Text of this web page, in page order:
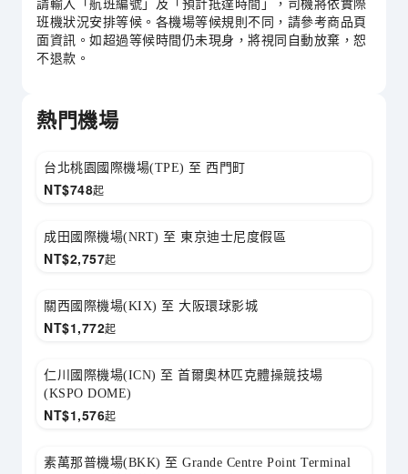
請輸入「航班編號」及「預計抵達時間」，司機將依實際
班機狀況安排等候。各機場等候規則不同，請參考商品頁
面資訊。如超過等候時間仍未現身，將視同自動放棄，恕
不退款。
熱門機場
台北桃園國際機場(TPE) 至 西門町
NT$748起
成田國際機場(NRT) 至 東京迪士尼度假區
NT$2,757起
關西國際機場(KIX) 至 大阪環球影城
NT$1,772起
仁川國際機場(ICN) 至 首爾奧林匹克體操競技場
(KSPO DOME)
NT$1,576起
素萬那普機場(BKK) 至 Grande Centre Point Terminal